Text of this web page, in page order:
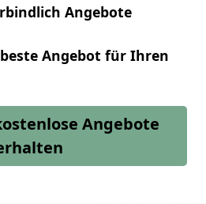
Angebote
Angebot für Ihren
Angebote